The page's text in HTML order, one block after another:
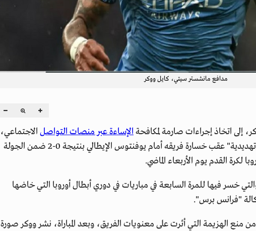
مدافع مانشستر سيتي، كايل ووكر
إلى اتخاذ إجراءات صارمة لمكافحة الإساءة عبر منصات التواصل الاجتماعي،
بعد تلقيه رسالة "بغيضة وعنصرية وتهديدية" عقب خسارة فريقه أمام يوفنتوس الإيطالي بنتيجة 0-2 ضمن الجولة
القدم يوم الأربعاء الماضي.
كاملة والتي خسر فيها للمرة السابعة في مباريات في دوري أبطال أوروبا التي خاضها
"فرانس برس".
منع الهزيمة التي أثرت على معنويات الفريق، وبعد المباراة، نشر ووكر صورة